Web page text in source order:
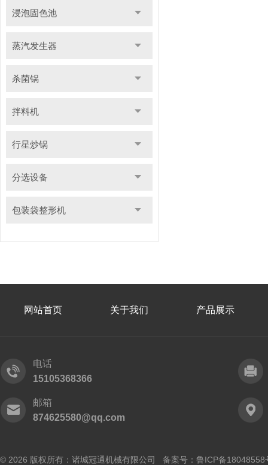
浸泡固色池
蒸汽发生器
杀菌锅
拌料机
行星炒锅
分选设备
包装袋整形机
网站首页 关于我们 产品展示
电话
15105368366
邮箱
874625580@qq.com
© 2026 版权所有：诸城冠通机械有限公司 备案号： 鲁ICP备18048558